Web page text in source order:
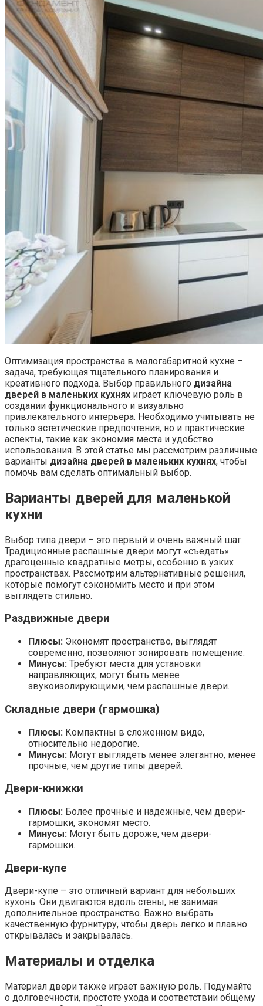
Оптимизация пространства в малогабаритной кухне –
задача, требующая тщательного планирования и
креативного подхода. Выбор правильного дизайна
дверей в маленьких кухнях играет ключевую роль в
создании функционального и визуально
привлекательного интерьера. Необходимо учитывать не
только эстетические предпочтения, но и практические
аспекты, такие как экономия места и удобство
использования. В этой статье мы рассмотрим различные
варианты дизайна дверей в маленьких кухнях, чтобы
помочь вам сделать оптимальный выбор.
Варианты дверей для маленькой
кухни
Выбор типа двери – это первый и очень важный шаг.
Традиционные распашные двери могут «съедать»
драгоценные квадратные метры, особенно в узких
пространствах. Рассмотрим альтернативные решения,
которые помогут сэкономить место и при этом
выглядеть стильно.
Раздвижные двери
Плюсы: Экономят пространство, выглядят
современно, позволяют зонировать помещение.
Минусы: Требуют места для установки
направляющих, могут быть менее
звукоизолирующими, чем распашные двери.
Складные двери (гармошка)
Плюсы: Компактны в сложенном виде,
относительно недорогие.
Минусы: Могут выглядеть менее элегантно, менее
прочные, чем другие типы дверей.
Двери-книжки
Плюсы: Более прочные и надежные, чем двери-
гармошки, экономят место.
Минусы: Могут быть дороже, чем двери-
гармошки.
Двери-купе
Двери-купе – это отличный вариант для небольших
кухонь. Они двигаются вдоль стены, не занимая
дополнительное пространство. Важно выбрать
качественную фурнитуру, чтобы дверь легко и плавно
открывалась и закрывалась.
Материалы и отделка
Материал двери также играет важную роль. Подумайте
о долговечности, простоте ухода и соответствии общему